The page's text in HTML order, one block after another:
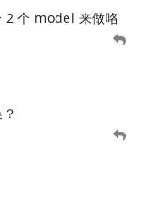
2 个 model 来做咯